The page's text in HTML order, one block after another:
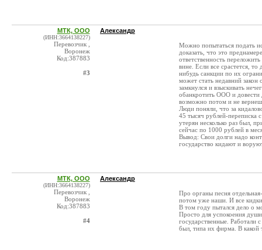
МТК, ООО
(ИНН:3664138227)
Перевозчик ,
Воронеж
Код:387883
#3
Александр
Можно попытаться подать
доказать, что это
ответственность
вине. Если все срастется,
нибудь санкции по их
может стать недавний закон
замкнулся и взыскивать
обанкротить ООО и довести
возможно потом и не
Люди поняли, что за
45 тысяч рублей-переписка
утерян несколько раз был,
сейчас по 1000 рублей в
Вывод: Свои долги надо
государство кидают и
МТК, ООО
(ИНН:3664138227)
Перевозчик ,
Воронеж
Код:387883
#4
Александр
Про органы песня
потом уже наши. И все кидки
В том году пытался дело о
Просто для успокоения
государственные. Работали
был, типа их фирма. В какой